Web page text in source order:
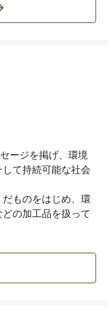
ージを掲げ、環境
て持続可能な社会
ものをはじめ、環
の加工品を扱って